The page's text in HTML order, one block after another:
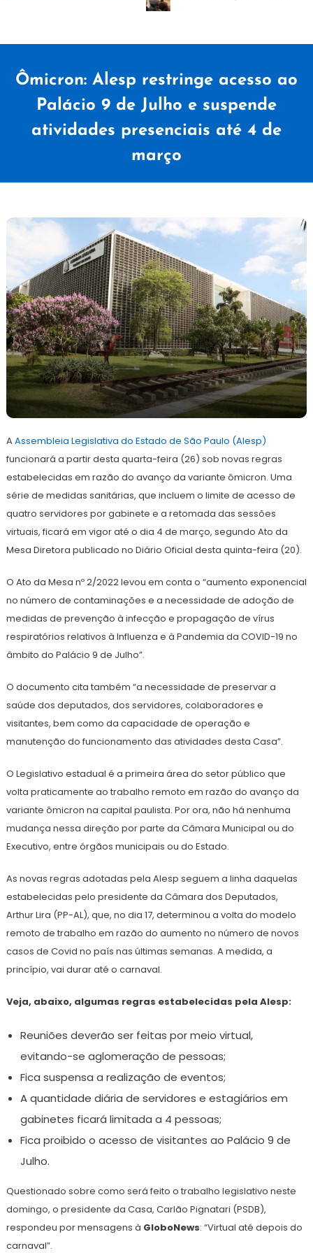
Ômicron: Alesp restringe acesso ao
Palácio 9 de Julho e suspende
atividades presenciais até 4 de
março
janeiro
de
AAssembleia Legislativa do Estado de São Paulo (Alesp)
funcionará a partir desta quarta-feira (26) sob novas regras
estabelecidas em razão do avanço da variante ômicron. Uma
série de medidas sanitárias, que incluem o limite de acesso de
quatro servidores por gabinete e a retomada das sessões
virtuais, ficará em vigor até o dia 4 de março, segundo Ato da
Mesa Diretora publicado no Diário Oficial desta quinta-feira (20).
O Ato da Mesa nº 2/2022 levou em conta o “aumento exponencial
no número de contaminações e a necessidade de adoção de
medidas de prevenção à infecção e propagação de vírus
respiratórios relativos à Influenza e à Pandemia da COVID-19 no
âmbito do Palácio 9 de Julho”.
O documento cita também “a necessidade de preservar a
saúde dos deputados, dos servidores, colaboradores e
visitantes, bem como da capacidade de operação e
manutenção do funcionamento das atividades desta Casa”.
O Legislativo estadual é a primeira área do setor público que
volta praticamente ao trabalho remoto em razão do avanço da
variante ômicron na capital paulista. Por ora, não há nenhuma
mudança nessa direção por parte da Câmara Municipal ou do
Executivo, entre órgãos municipais ou do Estado.
As novas regras adotadas pela Alesp seguem a linha daquelas
estabelecidas pelo presidente da Câmara dos Deputados,
Arthur Lira (PP-AL), que, no dia 17, determinou a volta do modelo
remoto de trabalho em razão do aumento no número de novos
casos de Covid no país nas últimas semanas. A medida, a
princípio, vai durar até o carnaval.
Veja, abaixo, algumas regras estabelecidas pela Alesp:
Reuniões deverão ser feitas por meio virtual,
evitando-se aglomeração de pessoas;
Fica suspensa a realização de eventos;
A quantidade diária de servidores e estagiários em
gabinetes ficará limitada a 4 pessoas;
Fica proibido o acesso de visitantes ao Palácio 9 de
Julho.
Questionado sobre como será feito o trabalho legislativo neste
domingo, o presidente da Casa, Carlão Pignatari (PSDB),
respondeu por mensagens à GloboNews: “Virtual até depois do
carnaval”.